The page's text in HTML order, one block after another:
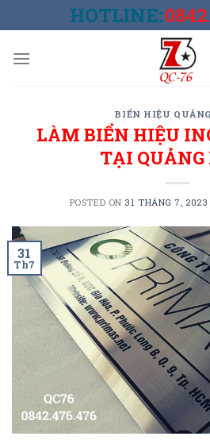
to
HOTLINE:
BIỂN HIỆU
LÀM BIỂN HIỆU
TẠI QUẢNG
POSTED ON 31 THÁNG 7, 2023
31
Th7